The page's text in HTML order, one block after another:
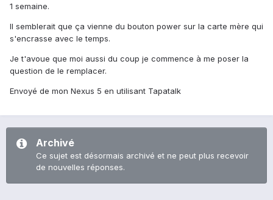
1 semaine.
Il semblerait que ça vienne du bouton power sur la carte mère qui
s'encrasse avec le temps.
Je t'avoue que moi aussi du coup je commence à me poser la
question de le remplacer.
Envoyé de mon Nexus 5 en utilisant Tapatalk
Archivé
Ce sujet est désormais archivé et ne peut plus recevoir
de nouvelles réponses.